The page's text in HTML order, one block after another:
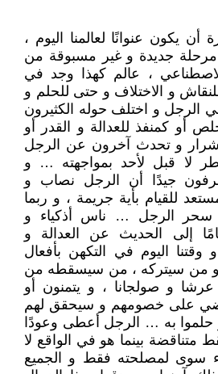
يكون عنوانًا لعالمنا اليوم ،
مرحلة جديدة و غير مسبوقة من
، عالم كهذا وجد في
و الاختلاف و حتى للحلم و
الرجل و اختلف حوله الكثيرون
أو كمنفذ للعدالة و القدر أو
و تحدث آخرون عن الرجل
لا قبل لأحد بمواجهته … و
جيدًا أن الرجل نصاب و
للقيام بأية جريمة ، و ربما
سحر الرجل … ناس أذكياء و
إلى الحديث عن العدالة و
وقتنا اليوم في التكهن بأفعال
و من سيتركه ، من سيسقطه من
و صولجانا ، و يتمنون أو
على خصومهم و سيحقق لهم
حلموا به … الرجل أعطى وعودًا
متناقضة بينما هو في الواقع لا
سوى لمصلحته فقط و الجميع